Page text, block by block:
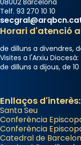
diablesses
gran a Mataró.
Santes a
Photo
08002 Barcelona
Telf. 93 270 10 10
Horari d'atenció
de dilluns a divendres,
Visites a l'Arxiu Diocesà:
de dilluns a dijous, de 10
Enllaços d'interès:
Santa Seu
Conferència
Conferència
Catedral de